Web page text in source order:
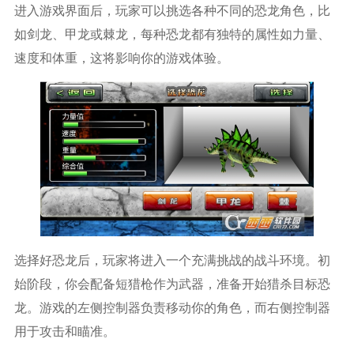
进入游戏界面后，玩家可以挑选各种不同的恐龙角色，比
如剑龙、甲龙或棘龙，每种恐龙都有独特的属性如力量、
速度和体重，这将影响你的游戏体验。
选择好恐龙后，玩家将进入一个充满挑战的战斗环境。初
始阶段，你会配备短猎枪作为武器，准备开始猎杀目标恐
龙。游戏的左侧控制器负责移动你的角色，而右侧控制器
用于攻击和瞄准。